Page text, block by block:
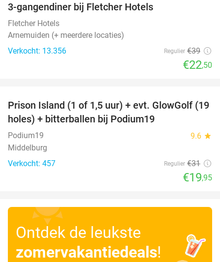
3-gangendiner bij Fletcher Hotels
Fletcher Hotels
Arnemuiden (+ meerdere locaties)
Verkocht: 13.356
Regulier €39
€22,50
36%
Prison Island (1 of 1,5 uur) + evt. GlowGolf (19
holes) + bitterballen bij Podium19
Podium19 9.6 star
Middelburg
Verkocht: 457
Regulier €31
€19,95
Ontdek de leukste
zomervakantiedeals!